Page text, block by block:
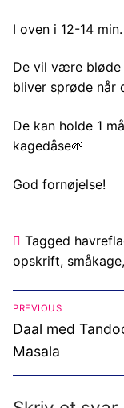
I oven i 12-14 min.
De vil være bløde
bliver sprøde når
De kan holde 1
kagedåse🌱
God fornøjelse!
Tagged
opskrift, småkage,
PREVIOUS
Previous
post:
Daal med
Masala